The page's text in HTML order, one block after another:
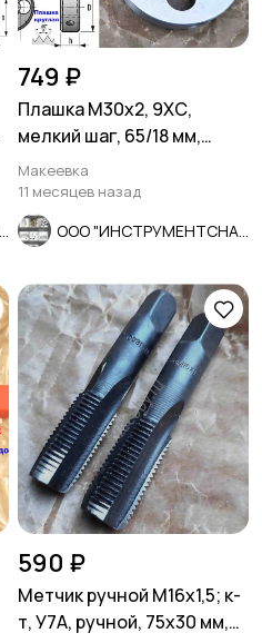
749 ₽
Плашка М30х2, 9ХС,
мелкий шаг, 65/18 мм,
ГОСТ 7740-71, СССР
Макеевка
11 месяцев назад
590 ₽
Метчик ручной М16х1,5; к-
т, У7А, ручной, 75х30 мм,